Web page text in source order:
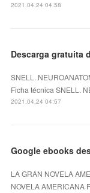
2021.04.24 04:58
SNELL.
Ficha técnica SNELL.
2021.04.24 04:57
Google ebooks
LA GRAN NOVELA
NOVELA AMERICANA